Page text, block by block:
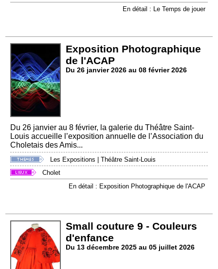
En détail : Le Temps de jouer
Exposition Photographique
de l'ACAP
Du 26 janvier 2026 au 08 février 2026
Du 26 janvier au 8 février, la galerie du Théâtre Saint-
Louis accueille l’exposition annuelle de l’Association du
Choletais des Amis...
Les Expositions |Théâtre Saint-Louis
Cholet
En détail : Exposition Photographique de l'ACAP
Small couture 9 - Couleurs
d'enfance
Du 13 décembre 2025 au 05 juillet 2026